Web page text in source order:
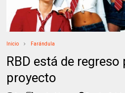
Inicio Farándula
RBD está de
proyecto